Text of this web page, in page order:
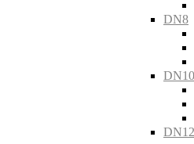
DN8
DN10
DN12